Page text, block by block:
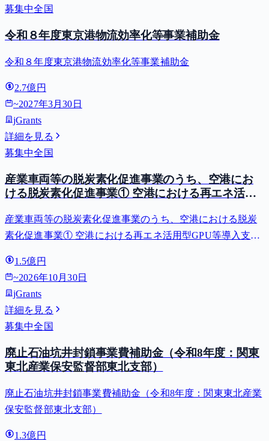
募集中全国
令和８年度東京港物流効率化等事業補助金
令和８年度東京港物流効率化等事業補助金
2.7億円
~2027年3月30日
jGrants
詳細を見る
募集中全国
産業車両等の脱炭素化促進事業のうち、空港にお
ける脱炭素化促進事業① 空港における再エネ活用
費等補助金）
産業車両等の脱炭素化促進事業のうち、空港における脱炭
素化促進事業① 空港における再エネ活用型GPU等導入支援
1.5億円
~2026年10月30日
jGrants
詳細を見る
募集中全国
廃止石油坑井封鎖事業費補助金（令和8年度：関東
東北産業保安監督部東北支部）
廃止石油坑井封鎖事業費補助金（令和8年度：関東東北産業
保安監督部東北支部）
1.3億円